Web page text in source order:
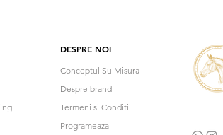
DESPRE NOI
Conceptul Su Misura
Despre brand
Termeni si Conditii
Programeaza